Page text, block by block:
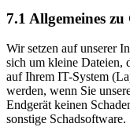
7.1 Allgemeines zu
Wir setzen auf unserer
sich um kleine Dateien,
auf Ihrem IT-System
werden, wenn Sie
Endgerät keinen
sonstige Schadsoftware.